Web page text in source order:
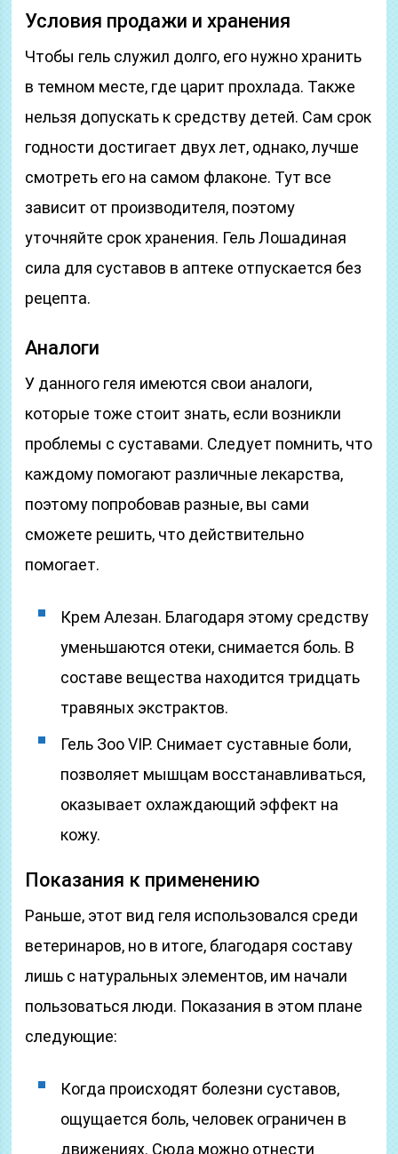
Условия продажи и хранения
Чтобы гель служил долго, его нужно хранить
в темном месте, где царит прохлада. Также
нельзя допускать к средству детей. Сам срок
годности достигает двух лет, однако, лучше
смотреть его на самом флаконе. Тут все
зависит от производителя, поэтому
уточняйте срок хранения. Гель Лошадиная
сила для суставов в аптеке отпускается без
рецепта.
Аналоги
У данного геля имеются свои аналоги,
которые тоже стоит знать, если возникли
проблемы с суставами. Следует помнить, что
каждому помогают различные лекарства,
поэтому попробовав разные, вы сами
сможете решить, что действительно
помогает.
Крем Алезан. Благодаря этому средству
уменьшаются отеки, снимается боль. В
составе вещества находится тридцать
травяных экстрактов.
Гель Зоо VIP. Снимает суставные боли,
позволяет мышцам восстанавливаться,
оказывает охлаждающий эффект на
кожу.
Показания к применению
Раньше, этот вид геля использовался среди
ветеринаров, но в итоге, благодаря составу
лишь с натуральных элементов, им начали
пользоваться люди. Показания в этом плане
следующие:
Когда происходят болезни суставов,
ощущается боль, человек ограничен в
движениях. Сюда можно отнести